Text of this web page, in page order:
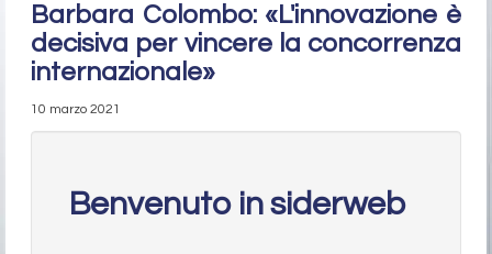
Barbara Colombo: «L'innovazione è
decisiva per vincere la concorrenza
internazionale»
10 marzo 2021
Benvenuto in siderweb